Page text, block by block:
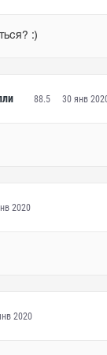
:)
88.5 30 янв
2020
2020